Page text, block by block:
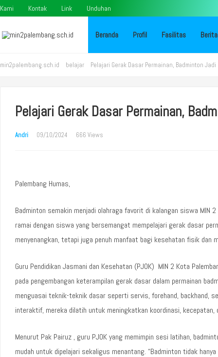
Kami Kontak Link Unduhan
Beranda Profil Fasilitas Berita
min2palembang.sch.id belajar Pelajari Gerak Dasar Permainan, Badminton
Pelajari Gerak Dasar Permainan,
Andri 09/10/2024 666 Views
Palembang Humas,
Badminton semakin menjadi olahraga favorit di kalangan siswa MIN
ramai dengan siswa yang bersemangat mempelajari gerak dasar
menyenangkan, tetapi juga penuh manfaat bagi kesehatan fisik dan
Guru Pendidikan Jasmani dan Kesehatan (PJOK) MIN 2 Kota
pada pengembangan keterampilan gerak dasar dalam permainan
menguasai teknik-teknik dasar seperti servis, forehand, backhand,
interaktif, mereka dilatih untuk meningkatkan koordinasi, kecepatan,
Menurut Pak Pairuz , guru PJOK yang memimpin sesi latihan,
mudah untuk dipelajari sekaligus menantang. “Badminton tidak